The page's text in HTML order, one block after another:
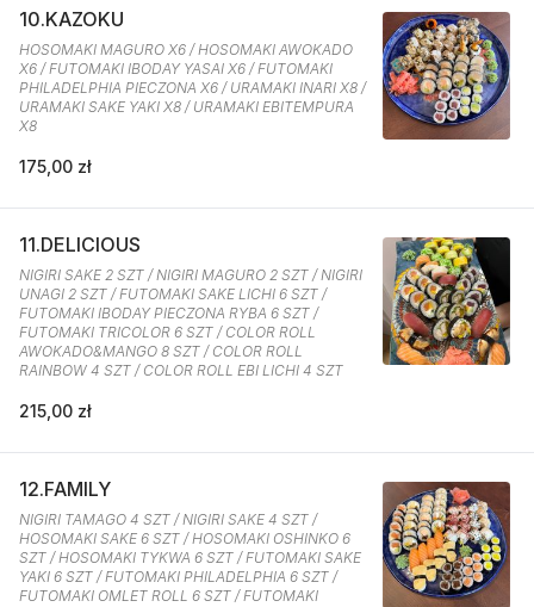
10.KAZOKU
HOSOMAKI MAGURO X6 / HOSOMAKI AWOKADO
X6 / FUTOMAKI IBODAY YASAI X6 / FUTOMAKI
PHILADELPHIA PIECZONA X6 / URAMAKI INARI X8 /
URAMAKI SAKE YAKI X8 / URAMAKI EBITEMPURA
X8
175,00 zł
11.DELICIOUS
NIGIRI SAKE 2 SZT / NIGIRI MAGURO 2 SZT / NIGIRI
UNAGI 2 SZT / FUTOMAKI SAKE LICHI 6 SZT /
FUTOMAKI IBODAY PIECZONA RYBA 6 SZT /
FUTOMAKI TRICOLOR 6 SZT / COLOR ROLL
AWOKADO&MANGO 8 SZT / COLOR ROLL
RAINBOW 4 SZT / COLOR ROLL EBI LICHI 4 SZT
215,00 zł
12.FAMILY
NIGIRI TAMAGO 4 SZT / NIGIRI SAKE 4 SZT /
HOSOMAKI SAKE 6 SZT / HOSOMAKI OSHINKO 6
SZT / HOSOMAKI TYKWA 6 SZT / FUTOMAKI SAKE
YAKI 6 SZT / FUTOMAKI PHILADELPHIA 6 SZT /
FUTOMAKI OMLET ROLL 6 SZT / FUTOMAKI